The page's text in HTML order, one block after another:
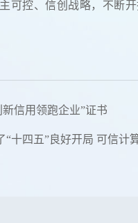
可控、信创战略，不断
信用领跑企业”证书
十四五”良好开局 可信计